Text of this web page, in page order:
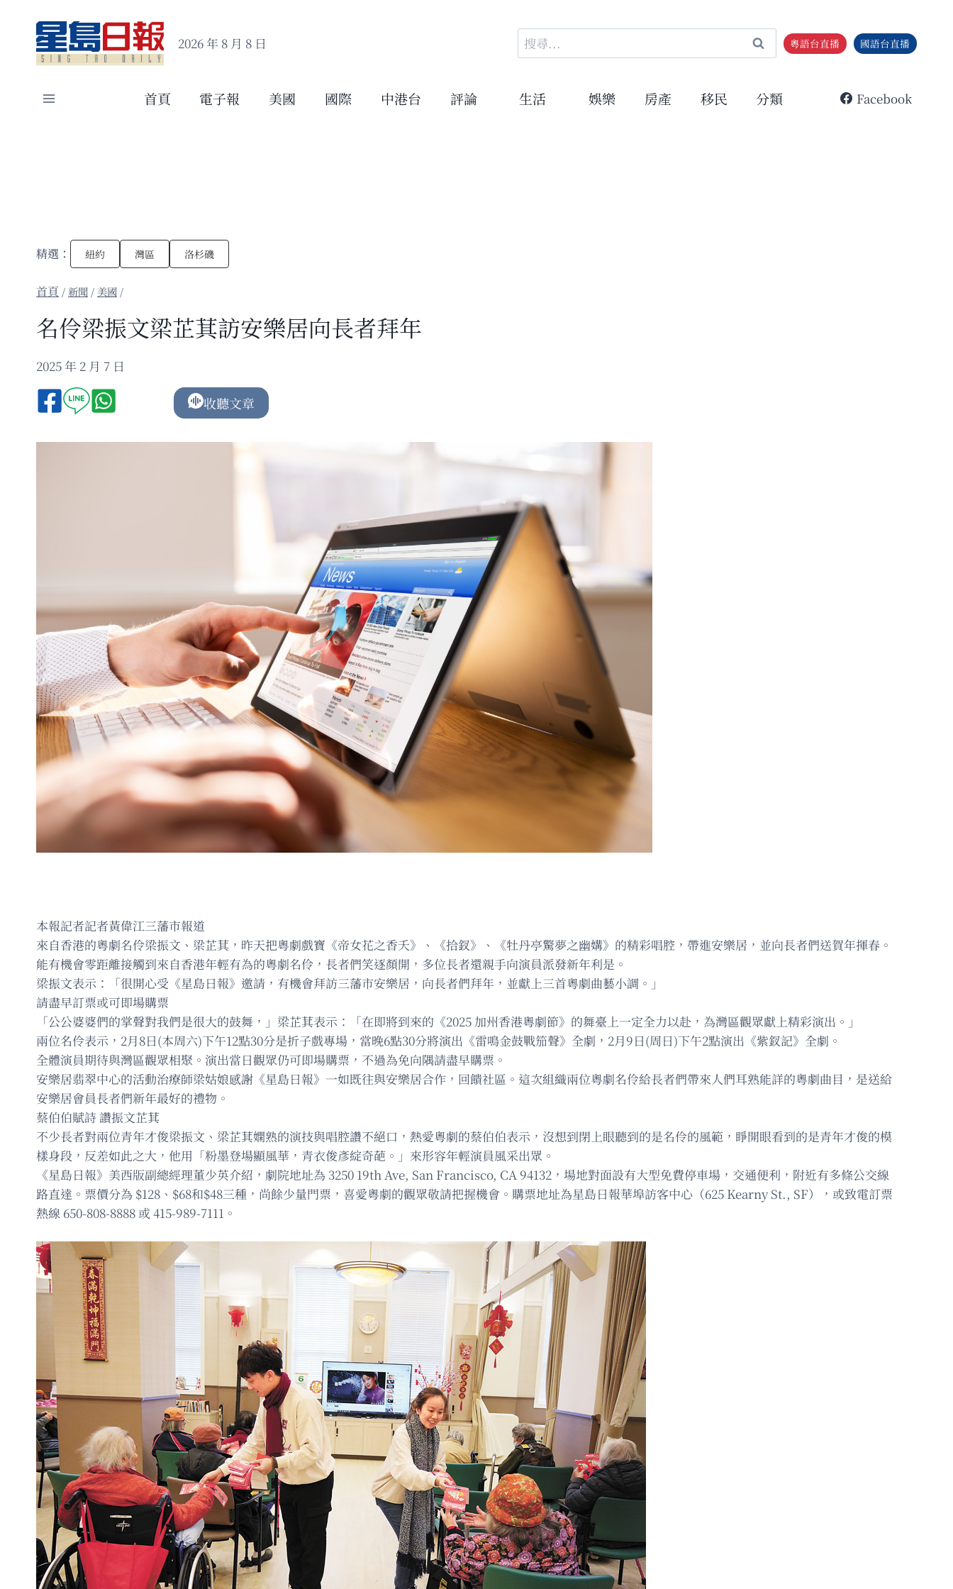
content
2026 年 8 月 8 日
搜
尋
鍵
粵語台直播 國語台直播
首頁 電子報 美國 國際 中港台 評論 生活 娛樂 房產 移民 分類 Facebook
精選： 紐約 灣區 洛杉磯
/新聞 / 美國 /
名伶梁振文梁芷萁訪安樂居向長者拜年
2025 年 2 月 7 日
收聽文章
本報記者記者黃偉江三藩市報道
來自香港的粵劇名伶梁振文、梁芷萁，昨天把粵劇戲寶《帝女花之香夭》、《拾釵》、《牡丹亭驚夢之幽媾》的精彩唱腔，帶進安樂居，並向長者們送賀年揮春。
能有機會零距離接觸到來自香港年輕有為的粵劇名伶，長者們笑逐顏開，多位長者還親手向演員派發新年利是。
梁振文表示：「很開心受《星島日報》邀請，有機會拜訪三藩市安樂居，向長者們拜年，並獻上三首粵劇曲藝小調。」
請盡早訂票或可即場購票
「公公婆婆們的掌聲對我們是很大的鼓舞，」梁芷萁表示：「在即將到來的《2025 加州香港粵劇節》的舞臺上一定全力以赴，為灣區觀眾獻上精彩演出。」
兩位名伶表示，2月8日(本周六)下午12點30分是折子戲專場，當晚6點30分將演出《雷鳴金鼓戰笳聲》全劇，2月9日(周日)下午2點演出《紫釵記》全劇。
全體演員期待與灣區觀眾相聚。演出當日觀眾仍可即場購票，不過為免向隅請盡早購票。
安樂居翡翠中心的活動治療師梁姑娘感謝《星島日報》一如既往與安樂居合作，回饋社區。這次組織兩位粵劇名伶給長者們帶來人們耳熟能詳的粵劇曲目，是送給
安樂居會員長者們新年最好的禮物。
蔡伯伯賦詩 讚振文芷萁
不少長者對兩位青年才俊梁振文、梁芷萁嫻熟的演技與唱腔讚不絕口，熱愛粵劇的蔡伯伯表示，沒想到閉上眼聽到的是名伶的風範，睜開眼看到的是青年才俊的模
樣身段，反差如此之大，他用「粉墨登場顯風華，青衣俊彥綻奇葩。」來形容年輕演員風采出眾。
《星島日報》美西版副總經理董少英介紹，劇院地址為 3250 19th Ave, San Francisco, CA 94132，場地對面設有大型免費停車場，交通便利，附近有多條公交線
路直達。票價分為 $128、$68和$48三種，尚餘少量門票，喜愛粵劇的觀眾敬請把握機會。購票地址為星島日報華埠訪客中心（625 Kearny St., SF），或致電訂票
熱線 650-808-8888 或 415-989-7111。